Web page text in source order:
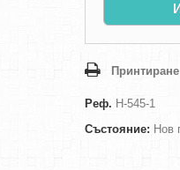
Принтиране
Реф. H-545-1
Състояние: Нов